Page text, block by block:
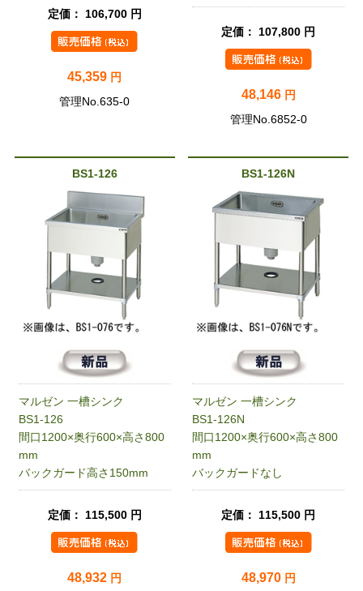
定価： 106,700 円
45,359 円
管理No.635-0
定価： 107,800 円
48,146 円
管理No.6852-0
BS1-126
マルゼン 一槽シンク
BS1-126
間口1200×奥行600×高さ800
mm
バックガード高さ150mm
定価： 115,500 円
48,932 円
BS1-126N
マルゼン 一槽シンク
BS1-126N
間口1200×奥行600×高さ800
mm
バックガードなし
定価： 115,500 円
48,970 円